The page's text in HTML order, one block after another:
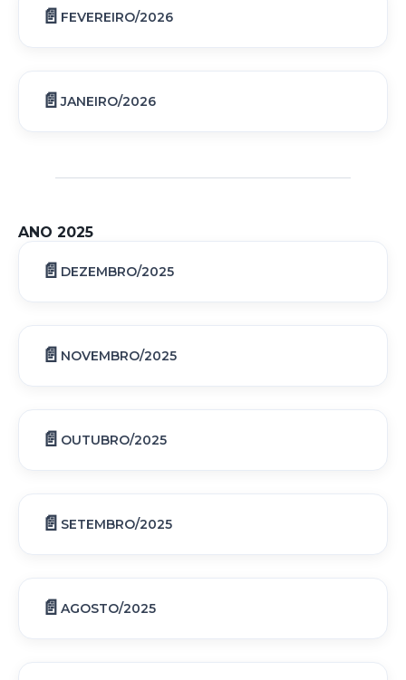
FEVEREIRO/2026
JANEIRO/2026
ANO 2025
DEZEMBRO/2025
NOVEMBRO/2025
OUTUBRO/2025
SETEMBRO/2025
AGOSTO/2025